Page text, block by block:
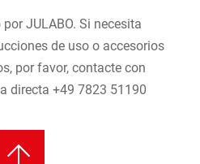
JULABO. Si necesita
de uso o accesorios
por favor, contacte con
directa +49 7823 51190